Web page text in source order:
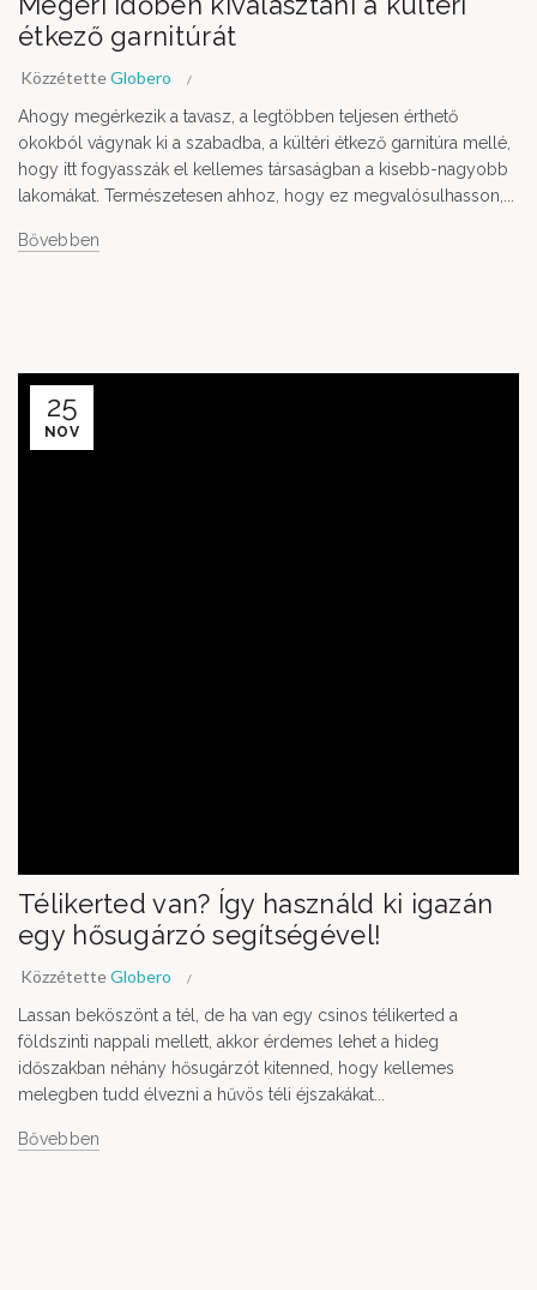
étkező garnitúrát
KözzétetteGlobero
Ahogy megérkezik a tavasz, a legtöbben teljesen érthető
okokból vágynak ki a szabadba, a kültéri étkező garnitúra mellé,
hogy itt fogyasszák el kellemes társaságban a kisebb-nagyobb
lakomákat. Természetesen ahhoz, hogy ez megvalósulhasson,...
Bővebben
25
NOV
Télikerted van? Így használd ki igazán
egy hősugárzó segítségével!
KözzétetteGlobero
Lassan beköszönt a tél, de ha van egy csinos télikerted a
földszinti nappali mellett, akkor érdemes lehet a hideg
időszakban néhány hősugárzót kitenned, hogy kellemes
melegben tudd élvezni a hűvös téli éjszakákat...
Bővebben